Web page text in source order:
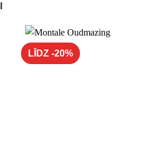
LĪDZ -20%